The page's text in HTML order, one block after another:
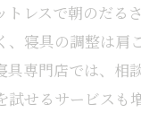
トレスで朝のだる
、寝具の調整は肩
具専門店では、相
せるサービスも